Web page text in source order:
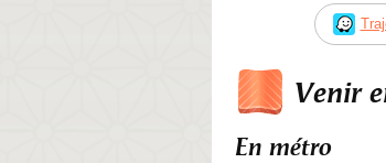
Venir
En métro